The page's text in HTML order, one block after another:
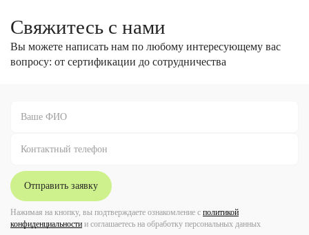
Свяжитесь с нами
Вы можете написать нам по любому интересующему вас
вопросу: от сертификации до сотрудничества
Отправить заявку
Нажимая на кнопку, вы подтверждаете ознакомление с политикой
конфиденциальности и соглашаетесь на обработку персональных данных